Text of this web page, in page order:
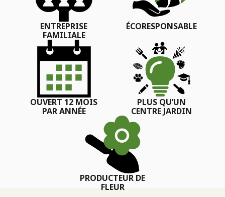
ENTREPRISE
FAMILIALE
ÉCORESPONSABLE
OUVERT 12 MOIS
PAR ANNÉE
PLUS QU’UN
CENTRE JARDIN
PRODUCTEUR DE
FLEUR